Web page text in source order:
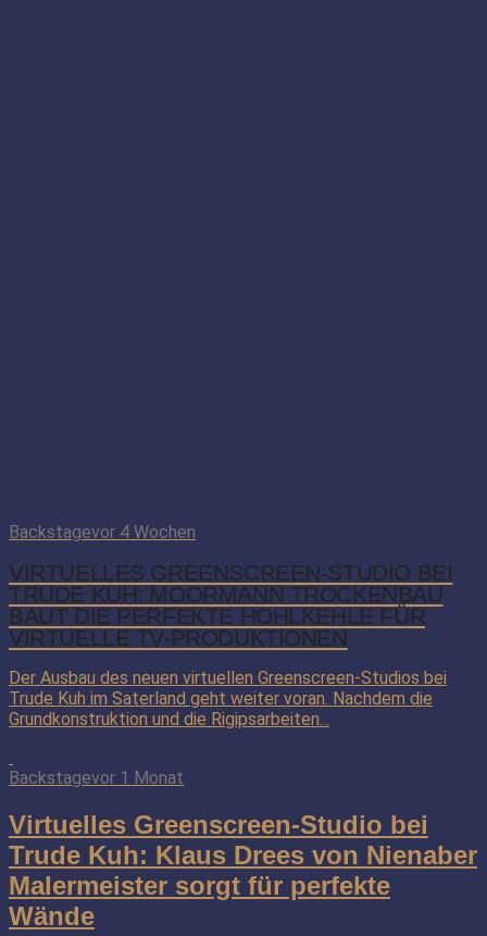
Backstagevor 4 Wochen
VIRTUELLES GREENSCREEN-STUDIO BEI
TRUDE KUH: MOORMANN TROCKENBAU
BAUT DIE PERFEKTE HOHLKEHLE FÜR
VIRTUELLE TV-PRODUKTIONEN
Der Ausbau des neuen virtuellen Greenscreen-Studios bei
Trude Kuh im Saterland geht weiter voran. Nachdem die
Grundkonstruktion und die Rigipsarbeiten...
Backstagevor 1 Monat
Virtuelles Greenscreen-Studio bei
Trude Kuh: Klaus Drees von Nienaber
Malermeister sorgt für perfekte
Wände